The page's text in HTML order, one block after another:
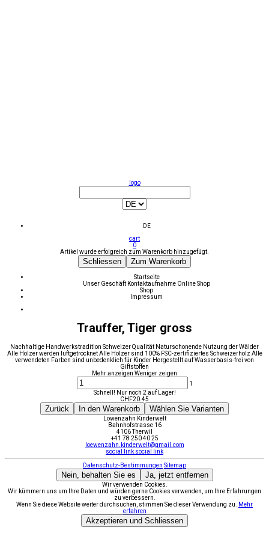
logo
DE
cart
0
Artikel wurde erfolgreich zum Warenkorb hinzugefügt.
Schliessen Zum Warenkorb
Startseite
Unser Geschäft Kontaktaufnahme Online Shop
Shop
Impressum
Trauffer, Tiger gross
Nachhaltige Handwerkstradition Schweizer Qualität Naturschonende Nutzung der Wälder
Alle Hölzer werden luftgetrocknet Alle Hölzer sind 100% FSC-zertifiziertes Schweizerholz Alle
verwendeten Farben sind unbedenklich für Kinder Hergestellt auf Wasserbasis-frei von
Giftstoffen
Mehr anzeigen Weniger zeigen
1
Schnell! Nur noch 2 auf Lager!
CHF20.45
Zurück In den Warenkorb Wählen Sie Varianten
Löwenzahn Kinderwelt
Bahnhofstrasse 16
4106 Therwil
+41 78 250 40 25
loewenzahn.kinderwelt@gmail.com
social link social link
Datenschutz-Bestimmungen Sitemap
Nein, behalten Sie es Ja, jetzt entfernen
Wir verwenden Cookies.
Wir kümmern uns um Ihre Daten und würden gerne Cookies verwenden, um Ihre Erfahrungen
zu verbessern.
Wenn Sie diese Website weiter durchsuchen, stimmen Sie dieser Verwendung zu.
Mehr
erfahren
Akzeptieren und Schliessen